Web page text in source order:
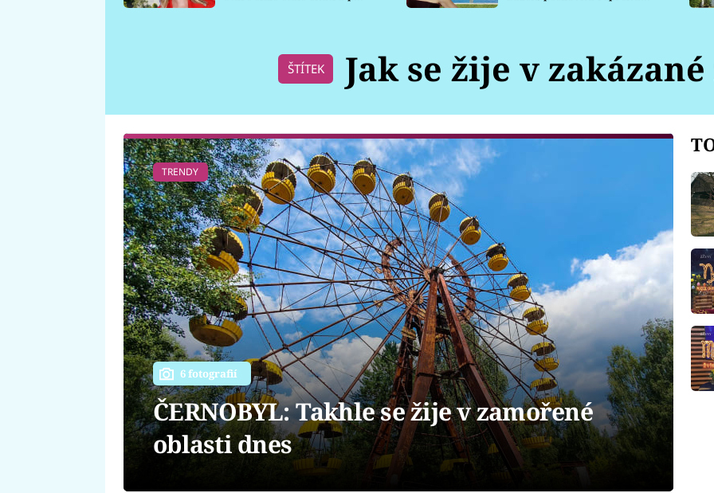
ŠTÍTEK Jak se žije v
TRENDY
6 fotografií
ČERNOBYL: Takhle se žije v zamořené
oblasti dnes